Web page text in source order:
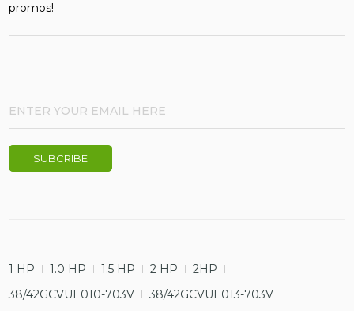
promos!
1 HP 1.0 HP 1.5 HP 2 HP
2HP
38/42GCVUE010-703V
38/42GCVUE013-703V